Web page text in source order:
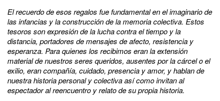
El recuerdo de esos regalos fue fundamental en el imaginario de
las infancias y la construcción de la memoria colectiva. Estos
tesoros son expresión de la lucha contra el tiempo y la
distancia, portadores de mensajes de afecto, resistencia y
esperanza. Para quienes los recibimos eran la extensión
material de nuestros seres queridos, ausentes por la cárcel o el
exilio, eran compañía, cuidado, presencia y amor, y hablan de
nuestra historia personal y colectiva así como invitan al
espectador al reencuentro y relato de su propia historia.